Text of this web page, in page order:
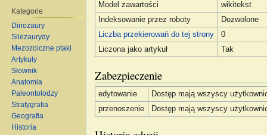
Model zawartości
wikitekst
Indeksowanie przez roboty
Dozwolone
Liczba przekierowań do tej strony
0
Liczona jako artykuł
Tak
Zabezpieczenie
edytowanie
Dostęp mają wszyscy
przenoszenie
Dostęp mają wszyscy
Kategorie
Dinozaury
Silezaurydy
Mezozoiczne ptaki
Artykuły
Słownik
Anatomia
Paleontolodzy
Stratygrafia
Geografia
Historia